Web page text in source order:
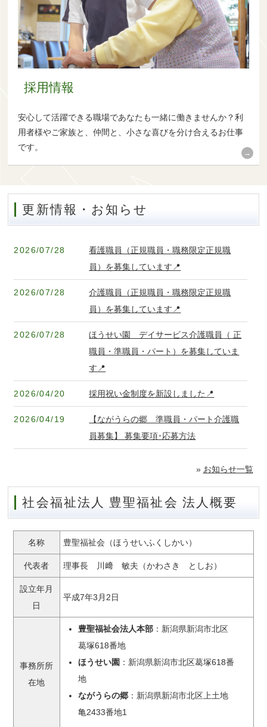
採用情報
安心して活躍できる職場であなたも一緒に働きませんか？利
用者様やご家族と、仲間と、小さな喜びを分け合えるお仕事
です。
更新情報・お知らせ
2026/07/28
看護職員（正規職員・職務限定正規職
員）を募集しています📍
2026/07/28
介護職員（正規職員・職務限定正規職
員）を募集しています📍
2026/07/28
ほうせい園 デイサービス介護職員（ 正
職員・準職員・パート）を募集していま
す📍
2026/04/20 採用祝い金制度を新設しました📍
2026/04/19
【ながうらの郷 準職員・パート介護職
員募集】 募集要項･応募方法
» お知らせ一覧
社会福祉法人 豊聖福祉会 法人概要
名称 豊聖福祉会（ほうせいふくしかい）
代表者 理事長 川﨑 敏夫（かわさき としお）
設立年月
日
平成7年3月2日
事務所所
在地
豊聖福祉会法人本部：新潟県新潟市北区
葛塚618番地
ほうせい園 ：新潟県新潟市北区葛塚618番
地
ながうらの郷：新潟県新潟市北区上土地
亀2433番地1